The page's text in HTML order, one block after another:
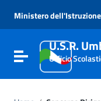
Vai al menu di
Vai al footer
Ministero
Attiva / disattiva la
U.S.R.
Ufficio